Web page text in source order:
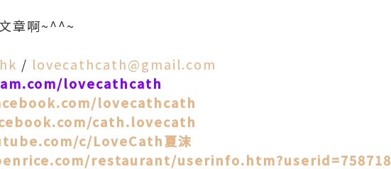
章啊~^^~
/ lovecathcath@gmail.com
lovecathcath
lovecathcath
cath.lovecath
c/LoveCath夏沫
restaurant/userinfo.htm?userid=758718